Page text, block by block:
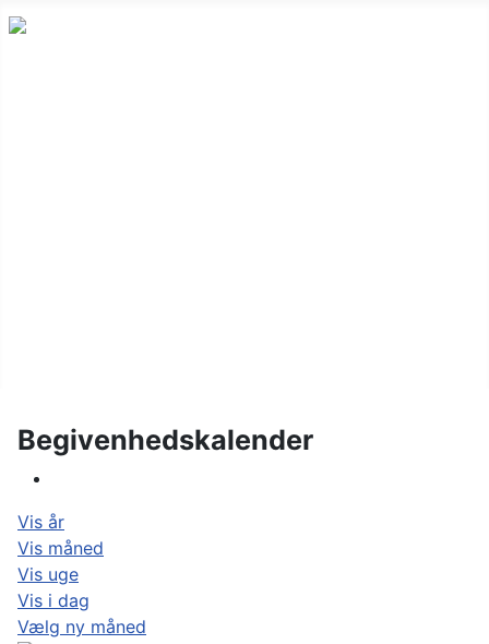
Begivenhedskalender
Vis år
Vis måned
Vis uge
Vis i dag
Vælg ny måned